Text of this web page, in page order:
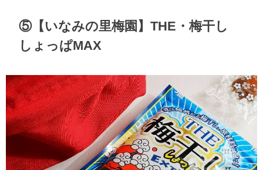
⑤【いなみの里梅園】THE・梅干し
しょっぱMAX